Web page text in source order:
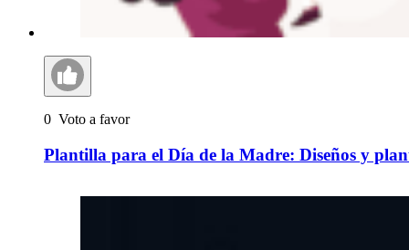
0 Voto a favor
Plantilla para el Día de la Madre: Diseños y